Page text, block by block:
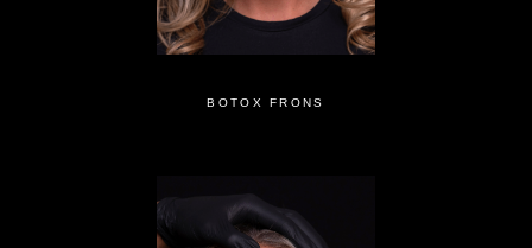
BOTOX FRONS